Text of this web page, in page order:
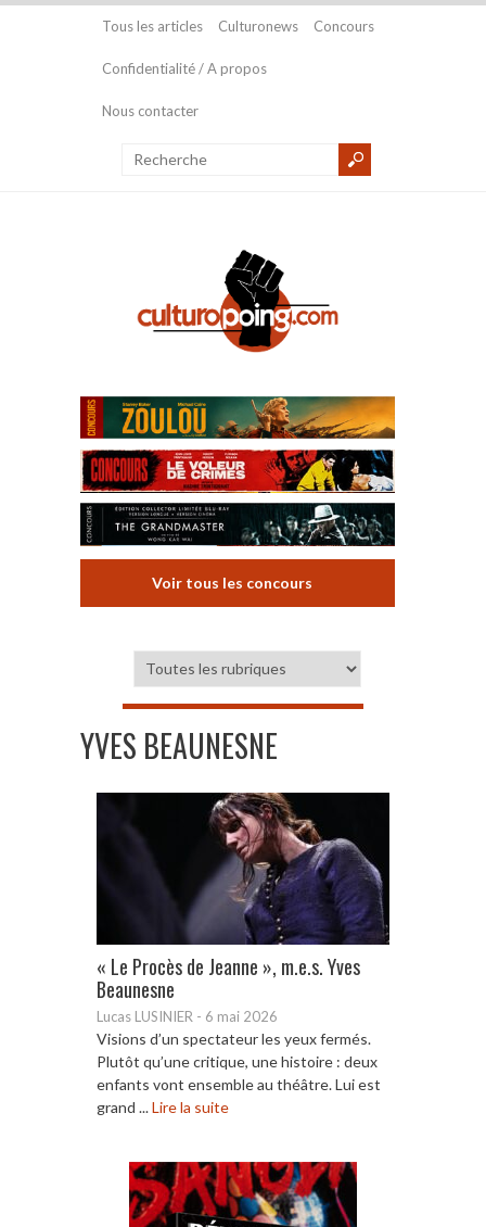
Tous les articles Culturonews Concours
Confidentialité / A propos
Nous contacter
Voir tous les concours
YVES BEAUNESNE
« Le Procès de Jeanne », m.e.s. Yves
Beaunesne
Lucas LUSINIER - 6 mai 2026
Visions d’un spectateur les yeux fermés.
Plutôt qu’une critique, une histoire : deux
enfants vont ensemble au théâtre. Lui est
grand ...Lire la suite